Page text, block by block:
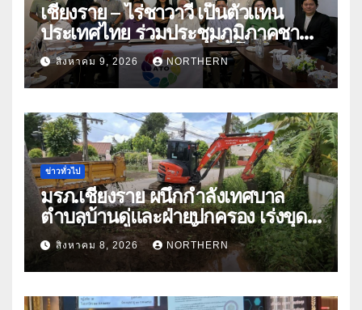
เชียงราย – ไร่ชาวาวี เป็นตัวแทน
ประเทศไทย ร่วมประชุมภูมิภาคชา
อาเซียน ATO 2026 ที่อินโดนีเซีย
หารืออนาคตอุตสาหกรรมชา
ท่ามกลางความท้าทายโลก
สิงหาคม 9, 2026 NORTHERN
ข่าวทั่วไป
มรภ.เชียงราย ผนึกกำลังเทศบาล
ตำบลบ้านดู่และฝ่ายปกครอง เร่งขุด
ลอกสิ่งกีดขวางทางน้ำ ป้องกันและลด
ปัญหาน้ำท่วม
สิงหาคม 8, 2026 NORTHERN